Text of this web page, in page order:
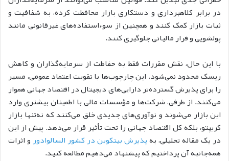
در برابر کلاهبرداری و دستکاری بازار محافظت کرده، به شفافیت و
ثبات بازار کمک کنند و همچنین از سوءاستفاده‌های غیرقانونی مانند
پولشویی و فرار مالیاتی جلوگیری کنند.
با این حال، نقش مقررات فقط به حفاظت از سرمایه‌گذاران و کاهش
ریسک محدود نمی‌شود. این چارچوب‌ها با تقویت اعتماد عمومی، مسیر
را برای پذیرش گسترده‌تر دارایی‌های دیجیتال در اقتصاد جهانی هموار
می‌کنند. از طرفی، شرکت‌ها و مؤسسات مالی با اطمینان بیشتری وارد
این بازار می‌شوند و نوآوری‌های جدیدی خلق می‌کنند که نه‌تنها بازار
کریپتو، بلکه کل اقتصاد جهانی را تحت تأثیر قرار می‌دهد. پیش از این
در یک مقاله تحلیلی، بهپذیرش بیتکوین در کشور السالوادورو اثرات
همه‌جانبه آن پرداختیم که پیشنهاد می‌دهیم مطالعه کنید.